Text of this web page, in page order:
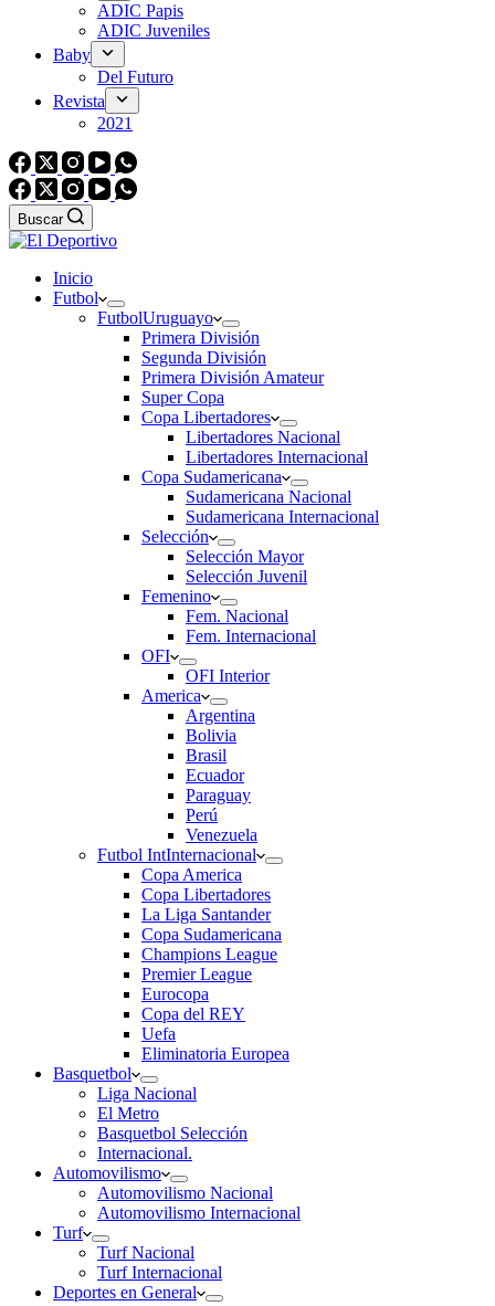
ADIC Papis
ADIC Juveniles
Baby
Del Futuro
Revista
2021
Buscar
Inicio
Futbol
FutbolUruguayo
Primera División
Segunda División
Primera División Amateur
Super Copa
Copa Libertadores
Libertadores Nacional
Libertadores Internacional
Copa Sudamericana
Sudamericana Nacional
Sudamericana Internacional
Selección
Selección Mayor
Selección Juvenil
Femenino
Fem. Nacional
Fem. Internacional
OFI
OFI Interior
America
Argentina
Bolivia
Brasil
Ecuador
Paraguay
Perú
Venezuela
Futbol IntInternacional
Copa America
Copa Libertadores
La Liga Santander
Copa Sudamericana
Champions League
Premier League
Eurocopa
Copa del REY
Uefa
Eliminatoria Europea
Basquetbol
Liga Nacional
El Metro
Basquetbol Selección
Internacional.
Automovilismo
Automovilismo Nacional
Automovilismo Internacional
Turf
Turf Nacional
Turf Internacional
Deportes en General